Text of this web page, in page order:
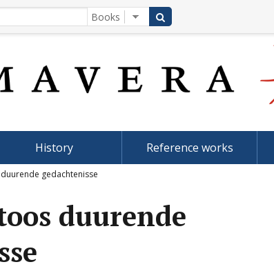
History Reference works
gedachtenisse
duurende